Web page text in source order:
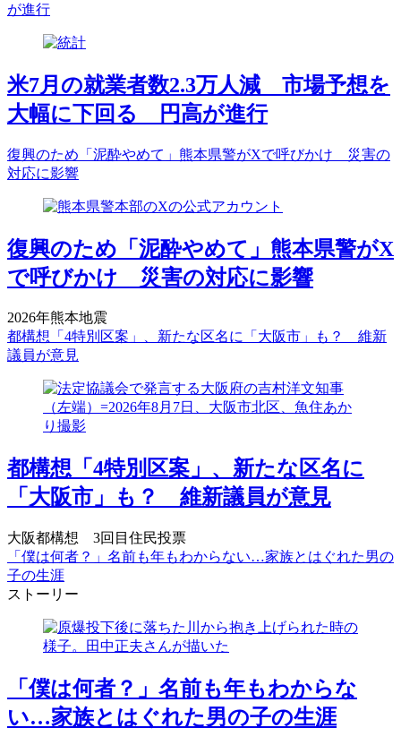
が進行
米7月の就業者数2.3万人減 市場予想を
大幅に下回る 円高が進行
復興のため「泥酔やめて」熊本県警がXで呼びかけ 災害の
対応に影響
復興のため「泥酔やめて」熊本県警がX
で呼びかけ 災害の対応に影響
2026年熊本地震
都構想「4特別区案」、新たな区名に「大阪市」も？ 維新
議員が意見
都構想「4特別区案」、新たな区名に
「大阪市」も？ 維新議員が意見
大阪都構想 3回目住民投票
「僕は何者？」名前も年もわからない…家族とはぐれた男の
子の生涯
ストーリー
「僕は何者？」名前も年もわからな
い…家族とはぐれた男の子の生涯